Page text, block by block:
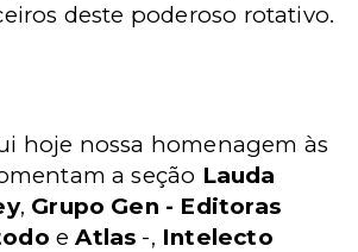
deste poderoso rotativo.
hoje nossa homenagem às
a seção Lauda
, Grupo Gen - Editoras
eAtlas -, Intelecto